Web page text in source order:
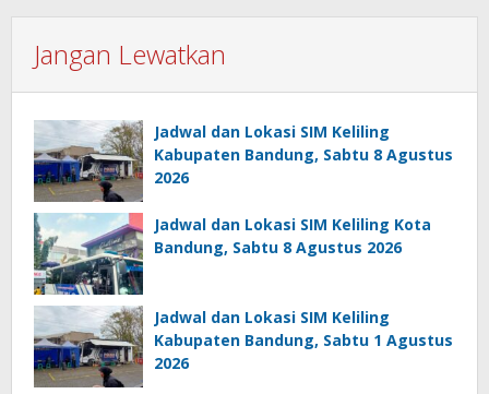
Jangan Lewatkan
Jadwal dan Lokasi SIM Keliling
Kabupaten Bandung, Sabtu 8 Agustus
2026
Jadwal dan Lokasi SIM Keliling Kota
Bandung, Sabtu 8 Agustus 2026
Jadwal dan Lokasi SIM Keliling
Kabupaten Bandung, Sabtu 1 Agustus
2026